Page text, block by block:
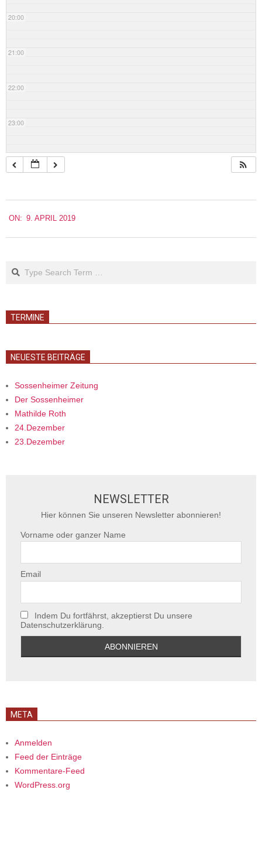
20:00
21:00
22:00
23:00
04-
09
ON: 9. APRIL 2019
TERMINE
NEUESTE BEITRÄGE
Sossenheimer Zeitung
Der Sossenheimer
Mathilde Roth
24.Dezember
23.Dezember
NEWSLETTER
Hier können Sie unseren Newsletter abonnieren!
Vorname oder ganzer Name
Email
Indem Du fortfährst, akzeptierst Du unsere
Datenschutzerklärung.
META
Anmelden
Feed der Einträge
Kommentare-Feed
WordPress.org